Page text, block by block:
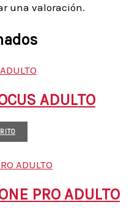
una valoración.
ADULTO
PRO ADULTO